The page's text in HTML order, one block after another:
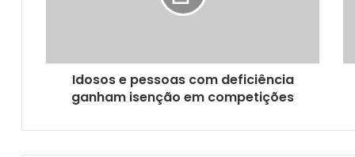
Idosos e pessoas com deficiência
ganham isenção em competições